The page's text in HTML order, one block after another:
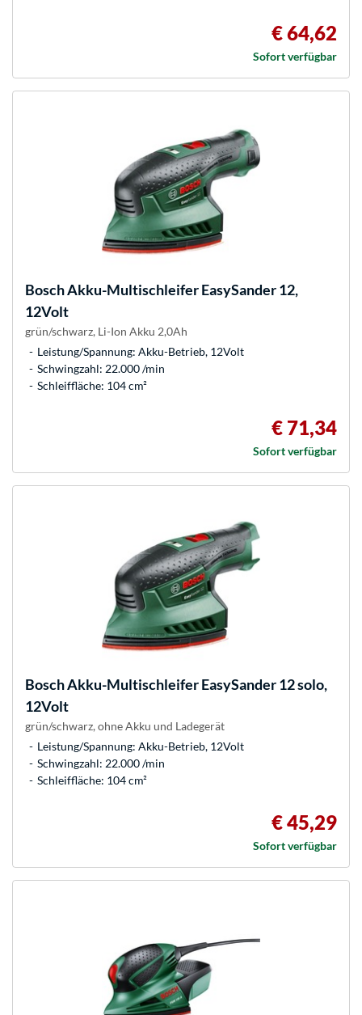
€ 64,62
Sofort verfügbar
BoschAkku-Multischleifer EasySander 12,
12Volt
grün/schwarz, Li-Ion Akku 2,0Ah
Leistung/Spannung: Akku-Betrieb, 12Volt
Schwingzahl: 22.000 /min
Schleiffläche: 104 cm²
€ 71,34
Sofort verfügbar
BoschAkku-Multischleifer EasySander 12 solo,
12Volt
grün/schwarz, ohne Akku und Ladegerät
Leistung/Spannung: Akku-Betrieb, 12Volt
Schwingzahl: 22.000 /min
Schleiffläche: 104 cm²
€ 45,29
Sofort verfügbar